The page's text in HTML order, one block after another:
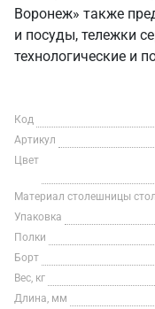
Воронеж» также
и посуды, тележки
технологические и
Код
Артикул
Цвет
Материал столешницы
Упаковка
Полки
Борт
Вес, кг
Длина, мм